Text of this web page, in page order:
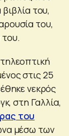
του,
του,
στις 25
νεκρός
στη Γαλλία,
του
μέσω των